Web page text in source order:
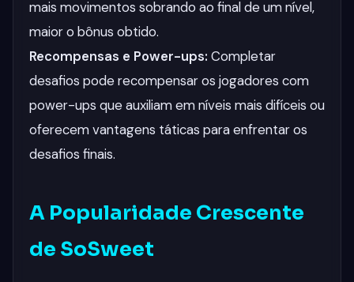
mais movimentos sobrando ao final de um nível,
maior o bônus obtido.
Recompensas e Power-ups: Completar
desafios pode recompensar os jogadores com
power-ups que auxiliam em níveis mais difíceis ou
oferecem vantagens táticas para enfrentar os
desafios finais.
A Popularidade Crescente
de SoSweet